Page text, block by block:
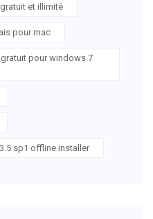
et illimité
pour mac
pour windows 7
sp1 offline installer